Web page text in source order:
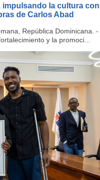
la cultura con
de Carlos Abad
República Dominicana. -
y la promoci...